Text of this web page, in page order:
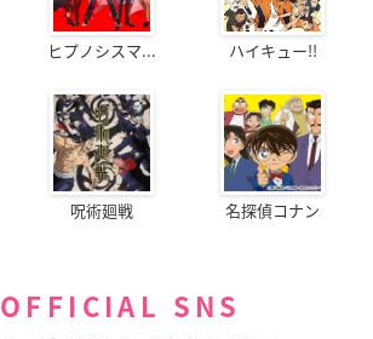
ヒプノシスマ... ハイキュー!!
呪術廻戦 名探偵コナン
OFFICIAL SNS